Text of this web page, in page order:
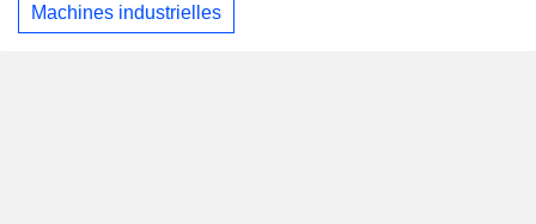
Machines industrielles